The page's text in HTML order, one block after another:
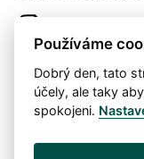
Mapa webu
Používáme
Dobrý den, tato
účely, ale taky
spokojeni.